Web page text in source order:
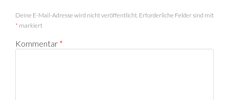
Deine E-Mail-Adresse wird nicht veröffentlicht. Erforderliche Felder sind mit
* markiert
Kommentar *